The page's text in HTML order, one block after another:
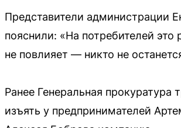
Представители администрации
пояснили: «На потребителей это
не повлияет — никто не
Ранее Генеральная прокуратура
изъять у предпринимателей